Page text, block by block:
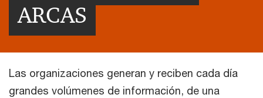
ARCAS
Las organizaciones generan y reciben cada día
grandes volúmenes de información, de una